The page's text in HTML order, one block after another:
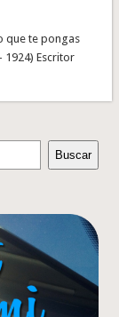
que te pongas
1924) Escritor
Buscar